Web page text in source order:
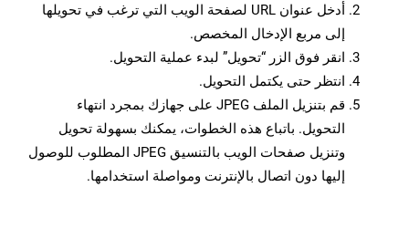
أدخل عنوان URL لصفحة الويب التي ترغب في تحويلها
إلى مربع الإدخال المخصص.
انقر فوق الزر “تحويل” لبدء عملية التحويل.
انتظر حتى يكتمل التحويل.
قم بتنزيل الملف JPEG على جهازك بمجرد انتهاء
التحويل. باتباع هذه الخطوات، يمكنك بسهولة تحويل
وتنزيل صفحات الويب بالتنسيق JPEG المطلوب للوصول
إليها دون اتصال بالإنترنت ومواصلة استخدامها.